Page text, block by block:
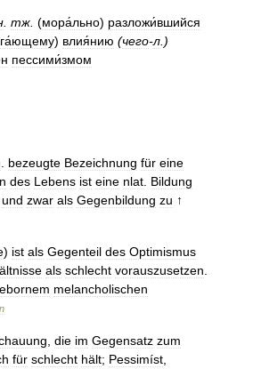
тж (мора́льно) разложи́вшийся
) влия́нию (чего-л .)
пессими́змом
bezeugte Bezeichnung für eine
des Lebens ist eine nlat Bildung
und zwar als Gegenbildung zu ↑
) ist als Gegenteil des Optimismus
als schlecht vorauszusetzen
melancholischen
die im Gegensatz zum
für schlecht hält; Pessimíst